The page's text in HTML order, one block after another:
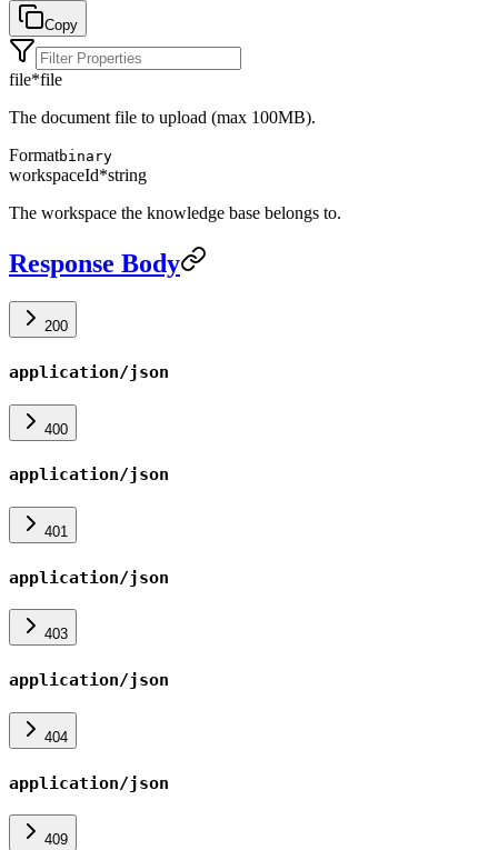
Copy
file*file
The document file to upload (max 100MB).
Formatbinary
workspaceId*string
The workspace the knowledge base belongs to.
Response Body
200
application/json
400
application/json
401
application/json
403
application/json
404
application/json
409